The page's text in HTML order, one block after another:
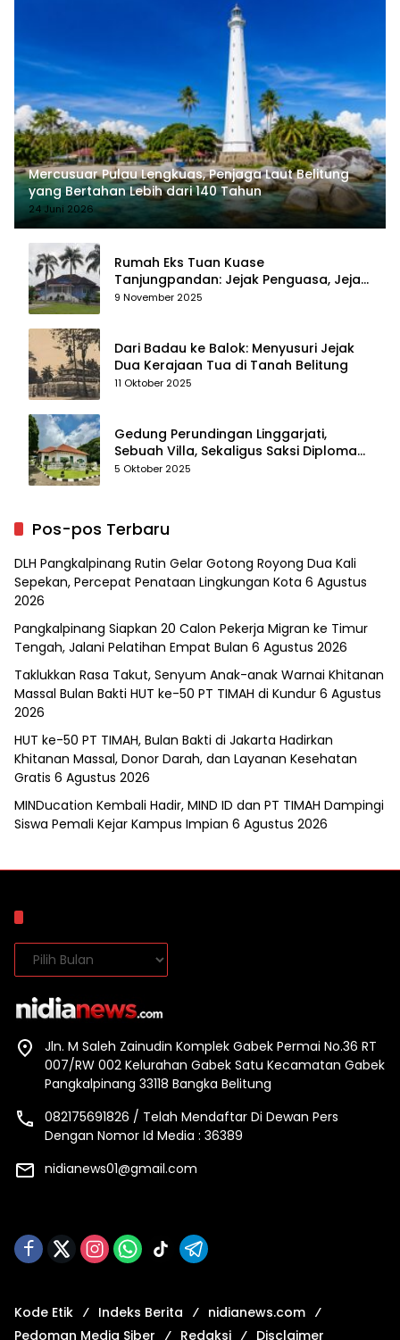
Mercusuar Pulau Lengkuas, Penjaga Laut Belitung
yang Bertahan Lebih dari 140 Tahun
24 Juni 2026
Rumah Eks Tuan Kuase
Tanjungpandan: Jejak Penguasa, Jejak
Kenangan
9 November 2025
Dari Badau ke Balok: Menyusuri Jejak
Dua Kerajaan Tua di Tanah Belitung
11 Oktober 2025
Gedung Perundingan Linggarjati,
Sebuah Villa, Sekaligus Saksi Diplomasi
yang Mengubah Arah Bangsa
5 Oktober 2025
Pos-pos Terbaru
DLH Pangkalpinang Rutin Gelar Gotong Royong Dua Kali
Sepekan, Percepat Penataan Lingkungan Kota 6 Agustus
2026
Pangkalpinang Siapkan 20 Calon Pekerja Migran ke Timur
Tengah, Jalani Pelatihan Empat Bulan 6 Agustus 2026
Taklukkan Rasa Takut, Senyum Anak-anak Warnai Khitanan
Massal Bulan Bakti HUT ke-50 PT TIMAH di Kundur 6 Agustus
2026
HUT ke-50 PT TIMAH, Bulan Bakti di Jakarta Hadirkan
Khitanan Massal, Donor Darah, dan Layanan Kesehatan
Gratis 6 Agustus 2026
MINDucation Kembali Hadir, MIND ID dan PT TIMAH Dampingi
Siswa Pemali Kejar Kampus Impian 6 Agustus 2026
Arsip
Jln. M Saleh Zainudin Komplek Gabek Permai No.36 RT
007/RW 002 Kelurahan Gabek Satu Kecamatan Gabek
Pangkalpinang 33118 Bangka Belitung
082175691826 / Telah Mendaftar Di Dewan Pers
Dengan Nomor Id Media : 36389
nidianews01@gmail.com
Kode Etik Indeks Berita
nidianews.com
Pedoman Media Siber
Redaksi Disclaimer